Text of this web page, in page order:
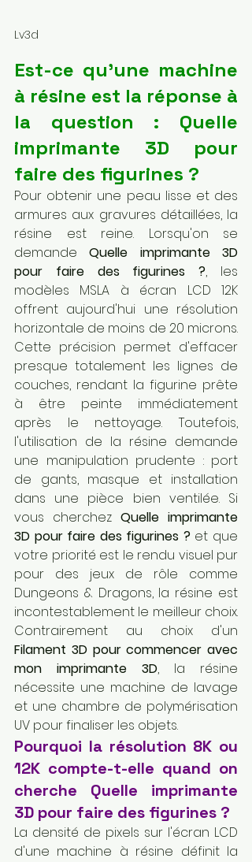
Lv3d
Est-ce qu'une machine
à résine est la réponse à
la question : Quelle
imprimante 3D pour
faire des figurines ?
Pour obtenir une peau lisse et des
armures aux gravures détaillées, la
résine est reine. Lorsqu'on se
demande Quelle imprimante 3D
pour faire des figurines ?, les
modèles MSLA à écran LCD 12K
offrent aujourd'hui une résolution
horizontale de moins de 20 microns.
Cette précision permet d'effacer
presque totalement les lignes de
couches, rendant la figurine prête
à être peinte immédiatement
après le nettoyage. Toutefois,
l'utilisation de la résine demande
une manipulation prudente : port
de gants, masque et installation
dans une pièce bien ventilée. Si
vous cherchez Quelle imprimante
3D pour faire des figurines ? et que
votre priorité est le rendu visuel pur
pour des jeux de rôle comme
Dungeons & Dragons, la résine est
incontestablement le meilleur choix.
Filament 3D pour commencer avec
mon imprimante 3D, la résine
nécessite une machine de lavage
et une chambre de polymérisation
UV pour finaliser les objets.
Pourquoi la résolution 8K ou
12K compte-t-elle quand on
cherche Quelle imprimante
3D pour faire des figurines ?
La densité de pixels sur l'écran LCD
d'une machine à résine définit la